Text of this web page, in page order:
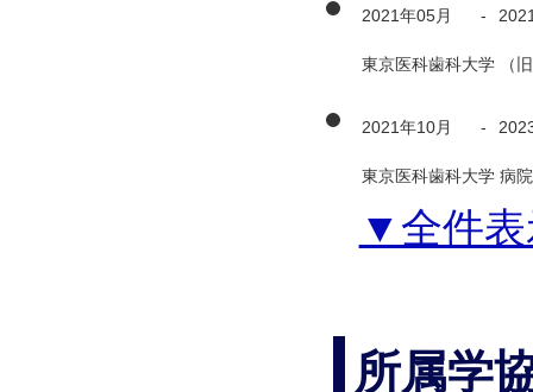
2021年05月 -
東京医科歯科大学 （
2021年10月 -
東京医科歯科大学 病
▼全件表
所属学